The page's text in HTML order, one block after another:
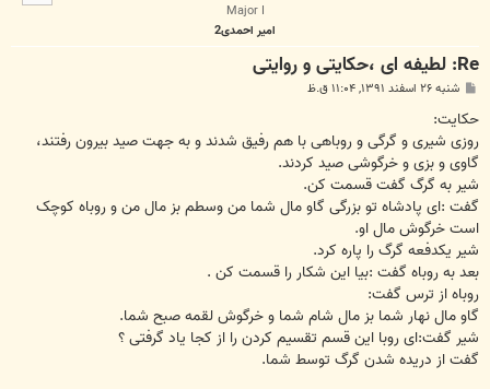
Major I
امیر احمدی2
Re: لطیفه ای ،حکایتی و روایتی
پ
ت
شنبه ۲۶ اسفند ۱۳۹۱, ۱۱:۰۴ ق.ظ
حکایت:
روزی شیری و گرگی و روباهی با هم رفیق شدند و به جهت صید بیرون رفتند،
گاوی و بزی و خرگوشی صید کردند.
شیر به گرگ گفت قسمت کن.
گفت :ای پادشاه تو بزرگی گاو مال شما من وسطم بز مال من و روباه کوچک
است خرگوش مال او.
شیر یکدفعه گرگ را پاره کرد.
بعد به روباه گفت :بیا این شکار را قسمت کن .
روباه از ترس گفت:
گاو مال نهار شما بز مال شام شما و خرگوش لقمه صبح شما.
شیر گفت:ای روبا این قسم تقسیم کردن را از کجا یاد گرفتی ؟
گفت از دریده شدن گرگ توسط شما.